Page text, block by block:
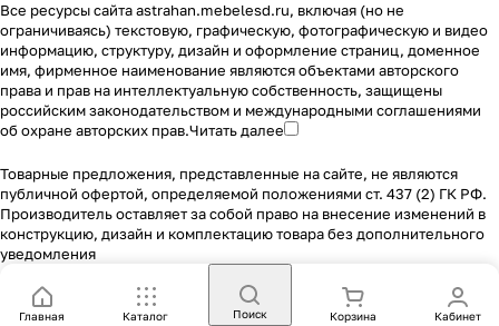
Все ресурсы сайта astrahan.mebelesd.ru, включая (но не
ограничиваясь) текстовую, графическую, фотографическую и видео
информацию, структуру, дизайн и оформление страниц, доменное
имя, фирменное наименование являются объектами авторского
права и прав на интеллектуальную собственность, защищены
российским законодательством и международными соглашениями
об охране авторских прав.Читать далее
Товарные предложения, представленные на сайте, не являются
публичной офертой, определяемой положениями ст. 437 (2) ГК РФ.
Производитель оставляет за собой право на внесение изменений в
конструкцию, дизайн и комплектацию товара без дополнительного
уведомления
Главная Каталог Поиск Корзина Кабинет